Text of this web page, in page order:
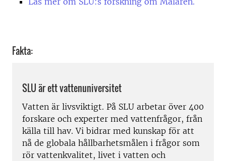
Fakta:
SLU är ett vattenuniversitet
Vatten är livsviktigt. På SLU arbetar över 400
forskare och experter med vattenfrågor, från
källa till hav. Vi bidrar med kunskap för att
nå de globala hållbarhetsmålen i frågor som
rör vattenkvalitet, livet i vatten och